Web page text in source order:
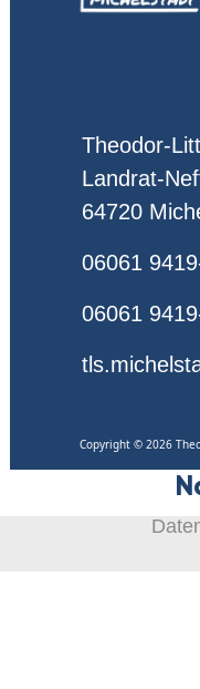
Theodor-
Landrat-
64720
06061
06061
Copyright © 2026